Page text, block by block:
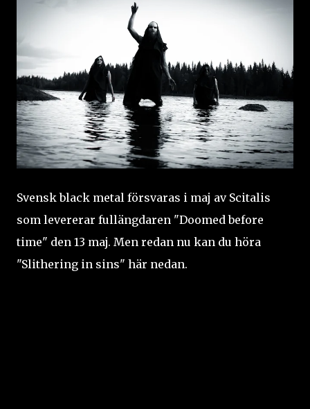
Svensk black metal försvaras i maj av Scitalis
som levererar fullängdaren "Doomed before
time" den 13 maj. Men redan nu kan du höra
"Slithering in sins" här nedan.